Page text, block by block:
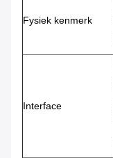
Fysiek kenmerk
Interface